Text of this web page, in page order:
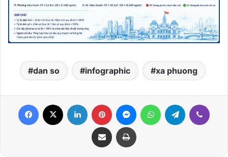
dan so infographic xa phuong
Facebook LinkedIn Pinterest MessengerWhatsAppTelegram
Share via Email Print